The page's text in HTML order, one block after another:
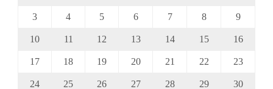
3 4 5 6 7 8 9
10 11 12 13 14 15 16
17 18 19 20 21 22 23
24 25 26 27 28 29 30